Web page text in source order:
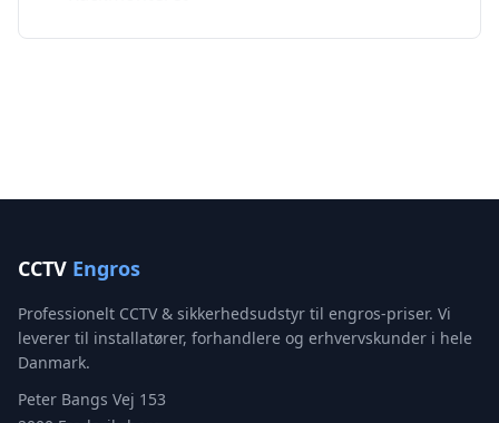
CCTV Engros
Professionelt CCTV & sikkerhedsudstyr til engros-priser. Vi
leverer til installatører, forhandlere og erhvervskunder i hele
Danmark.
Peter Bangs Vej 153